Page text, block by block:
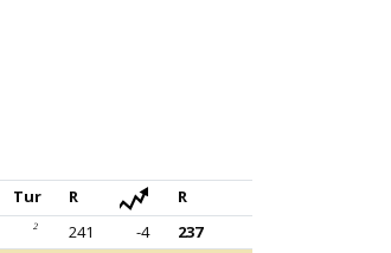
Tur R R
2 241 -4 237